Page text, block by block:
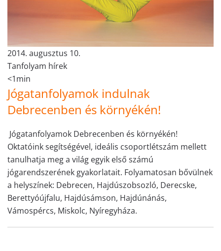
2014. augusztus 10.
Tanfolyam hírek
<1min
Jógatanfolyamok indulnak
Debrecenben és környékén!
Jógatanfolyamok Debrecenben és környékén!
Oktatóink segítségével, ideális csoportlétszám mellett
tanulhatja meg a világ egyik első számú
jógarendszerének gyakorlatait. Folyamatosan bővülnek
a helyszínek: Debrecen, Hajdúszobsozló, Derecske,
Berettyóújfalu, Hajdúsámson, Hajdúnánás,
Vámospércs, Miskolc, Nyíregyháza.